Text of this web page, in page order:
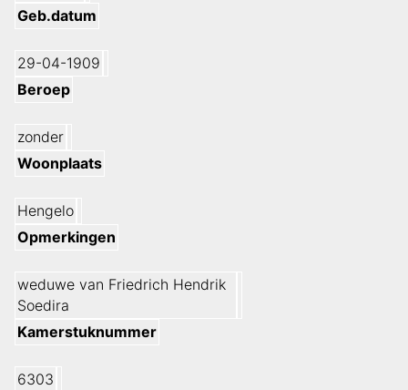
Geb.datum
29-04-1909
Beroep
zonder
Woonplaats
Hengelo
Opmerkingen
weduwe van Friedrich Hendrik
Soedira
Kamerstuknummer
6303